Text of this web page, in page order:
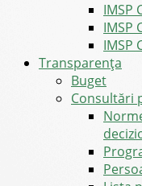
IMSP
IMSP
IMSP
Transparența
Buget
Consultări